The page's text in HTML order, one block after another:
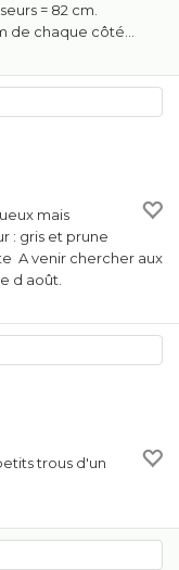
= 82 cm.
de chaque côté…
mais
: gris et prune
A venir chercher aux
d août.
trous d'un